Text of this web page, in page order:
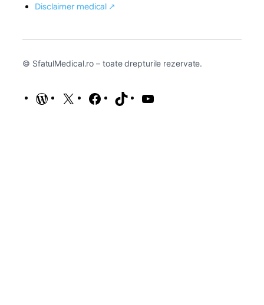
Disclaimer medical ↗
© SfatulMedical.ro – toate drepturile rezervate.
WordPress
X Facebook
TikTok